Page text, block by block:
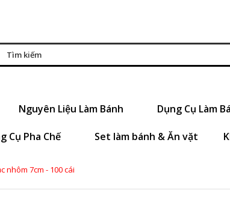
Nguyên Liệu Làm Bánh Dụng Cụ Làm
Cụ Pha Chế Set làm bánh & Ăn vặt
nhôm 7cm - 100 cái